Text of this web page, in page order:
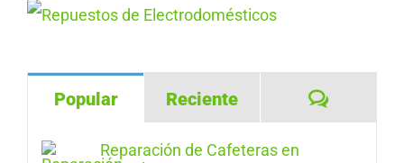
Popular Reciente
Reparación de Cafeteras en